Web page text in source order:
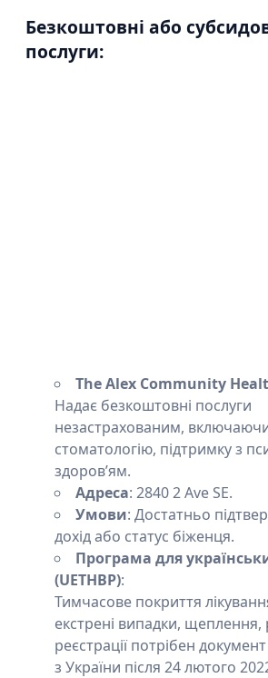
Безкоштовні або
послуги:
The Alex Community
Надає безкоштовні послуги
незастрахованим,
стоматологію, підтримку з
здоров’ям.
Адреса: 2840 2 Ave SE.
Умови: Достатньо
дохід або статус біженця.
Програма для
(UETHBP):
Тимчасове покриття
екстрені випадки,
реєстрації потрібен
з України після 24 лютого